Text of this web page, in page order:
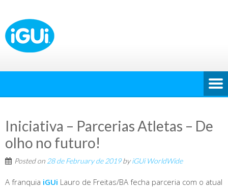
Iniciativa – Parcerias Atletas – De
olho no futuro!
Posted on 28 de February de 2019byiGUi WorldWide
A franquia iGUi Lauro de Freitas/BA fecha parceria com o atual